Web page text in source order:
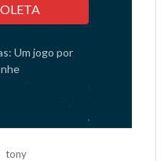
Um jogo por
tony